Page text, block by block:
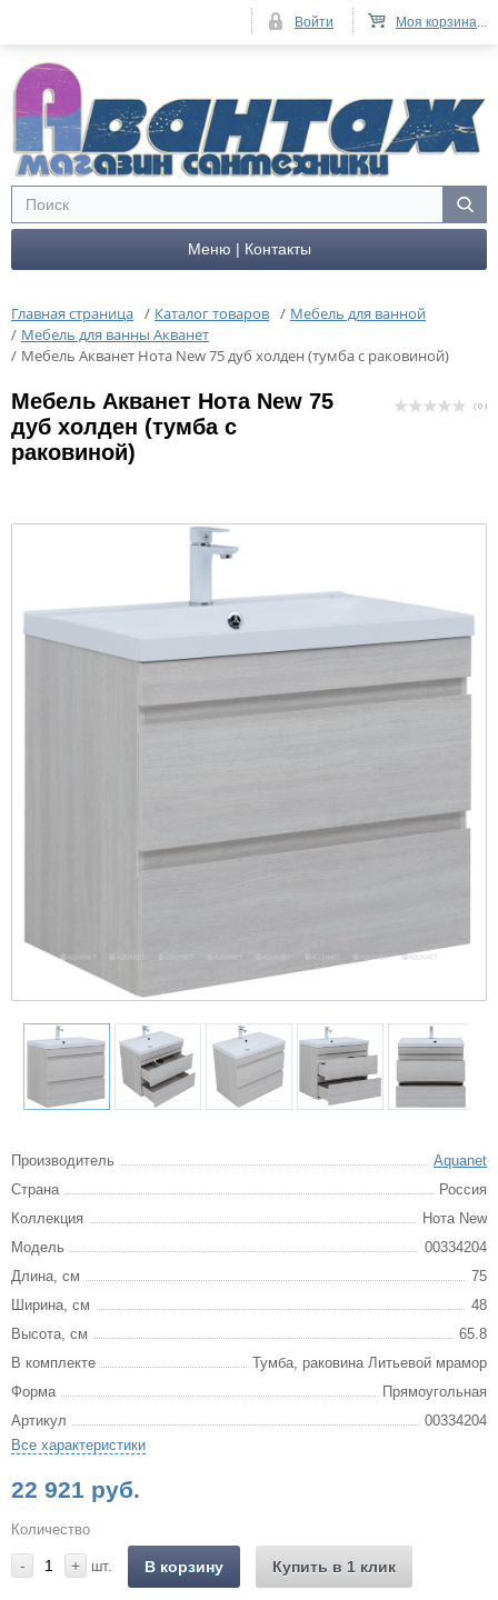
Меню | Контакты
Главная страница / Каталог товаров / Мебель для ванной
/ Мебель для ванны Акванет
/ Мебель Акванет Нота New 75 дуб холден (тумба с раковиной)
Мебель Акванет Нота New 75
дуб холден (тумба с
раковиной)
( 0 )
Производитель
Aquanet
Страна
Россия
Коллекция
Нота New
Модель
00334204
Длина, см
75
Ширина, см
48
Высота, см
65.8
В комплекте
Тумба, раковина Литьевой мрамор
Форма
Прямоугольная
Артикул
00334204
Все характеристики
22 921 руб.
Количество
- + шт. В корзину Купить в 1 клик
Моя корзина...
Войти